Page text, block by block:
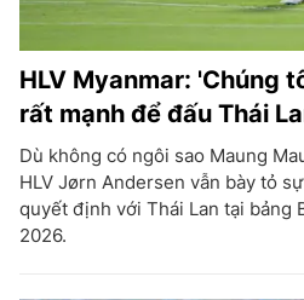
HLV Myanmar: 'Chúng
rất mạnh để đấu Thái
Dù không có ngôi sao Maung
HLV Jørn Andersen vẫn bày tỏ
quyết định với Thái Lan tại bảng
2026.